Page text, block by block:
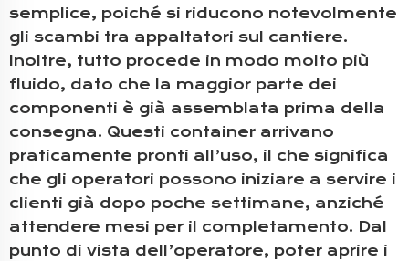
semplice, poiché si riducono notevolmente
gli scambi tra appaltatori sul cantiere.
Inoltre, tutto procede in modo molto più
fluido, dato che la maggior parte dei
componenti è già assemblata prima della
consegna. Questi container arrivano
praticamente pronti all’uso, il che significa
che gli operatori possono iniziare a servire i
clienti già dopo poche settimane, anziché
attendere mesi per il completamento. Dal
punto di vista dell’operatore, poter aprire i